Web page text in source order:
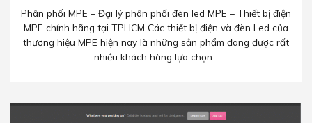
Phân phối MPE – Đại lý phân phối đèn led MPE – Thiết bị điện
MPE chính hãng tại TPHCM Các thiết bị điện và đèn Led của
thương hiệu MPE hiện nay là những sản phẩm đang được rất
nhiều khách hàng lựa chọn...